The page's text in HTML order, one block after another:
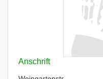
Anschrift